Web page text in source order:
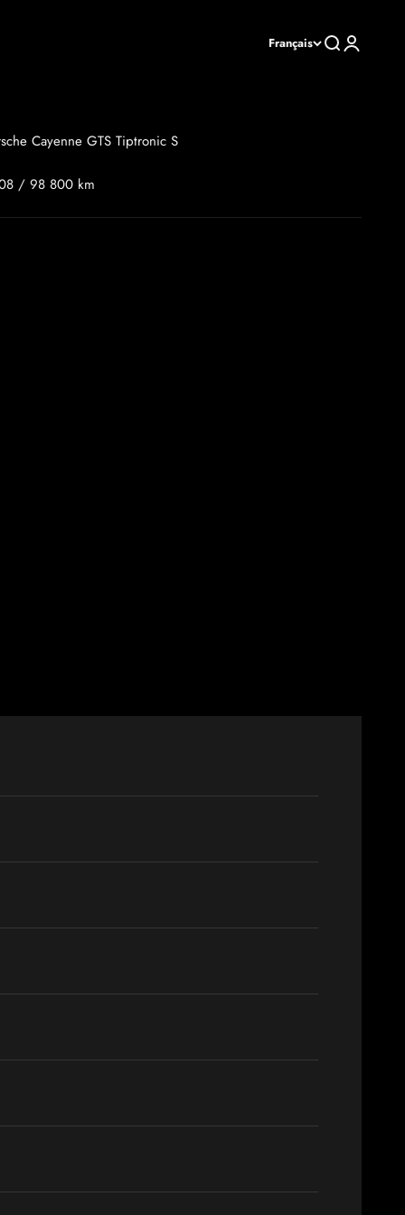
Français Recherche
Connexion
Cayenne GTS Tiptronic S
/ 98 800 km